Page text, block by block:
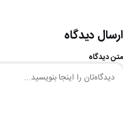
ارسال دیدگاه
متن دیدگاه